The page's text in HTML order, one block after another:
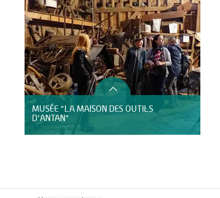
MUSÉE "LA MAISON DES OUTILS
D'ANTAN"